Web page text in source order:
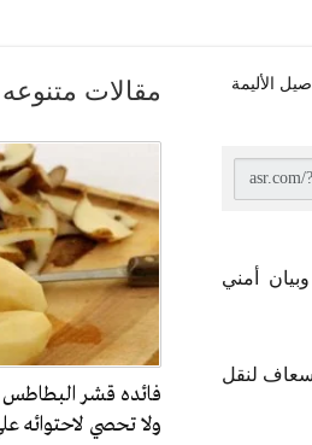
مقالات متنوعه
فائده قشر البطاطس
ولا تحصي لاحتوائه
الضحايا.. وبيان أمني
انقلاب أتوبيس، وعلى الفور تم الدفع بـ15 سيارة إسعاف لنقل